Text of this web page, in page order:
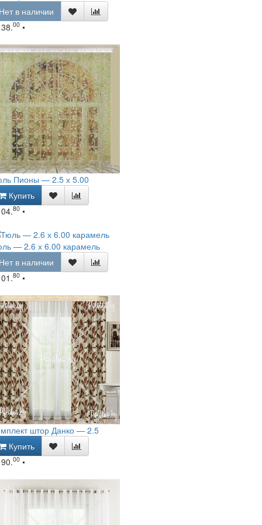
в наличии
00 •
Пионы — 2.5 х 5.00
Купить
80 •
— 2.6 х 6.00 карамель
в наличии
80 •
штор Данко — 2.5
Купить
00 •